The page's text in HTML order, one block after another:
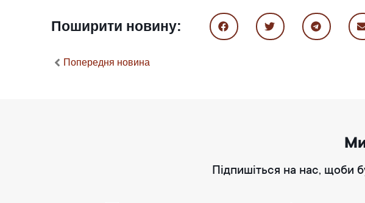
Поширити новину:
Попередня новина
Підпишіться на нас, щоби